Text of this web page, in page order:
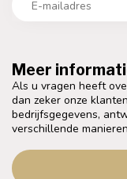
Meer
Als u vragen heeft
dan zeker onze
bedrijfsgegevens,
verschillende